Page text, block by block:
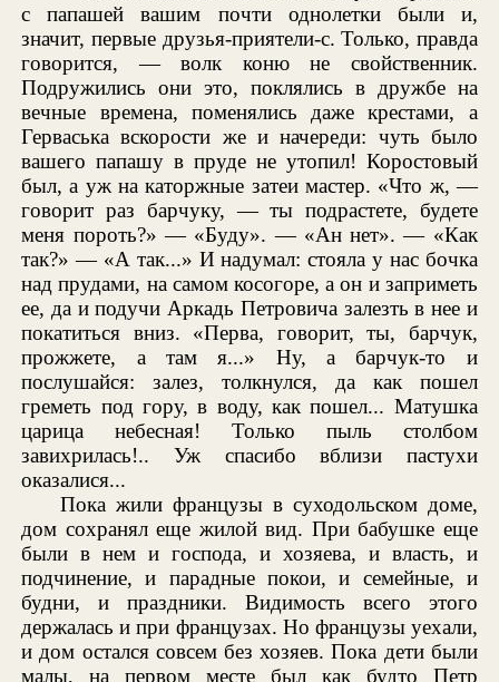
с папашей вашим почти однолетки были и,
значит, первые друзья-приятели-с. Только, правда
говорится, — волк коню не свойственник.
Подружились они это, поклялись в дружбе на
вечные времена, поменялись даже крестами, а
Герваська вскорости же и начереди: чуть было
вашего папашу в пруде не утопил! Коростовый
был, а уж на каторжные затеи мастер. «Что ж, —
говорит раз барчуку, — ты подрастете, будете
меня пороть?» — «Буду». — «Ан нет». — «Как
так?» — «А так...» И надумал: стояла у нас бочка
над прудами, на самом косогоре, а он и заприметь
ее, да и подучи Аркадь Петровича залезть в нее и
покатиться вниз. «Перва, говорит, ты, барчук,
прожжете, а там я...» Ну, а барчук-то и
послушайся: залез, толкнулся, да как пошел
греметь под гору, в воду, как пошел... Матушка
царица небесная! Только пыль столбом
завихрилась!.. Уж спасибо вблизи пастухи
оказалися...
Пока жили французы в суходольском доме,
дом сохранял еще жилой вид. При бабушке еще
были в нем и господа, и хозяева, и власть, и
подчинение, и парадные покои, и семейные, и
будни, и праздники. Видимость всего этого
держалась и при французах. Но французы уехали,
и дом остался совсем без хозяев. Пока дети были
малы, на первом месте был как будто Петр